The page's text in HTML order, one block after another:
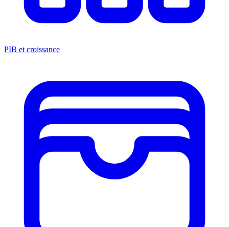
PIB et croissance